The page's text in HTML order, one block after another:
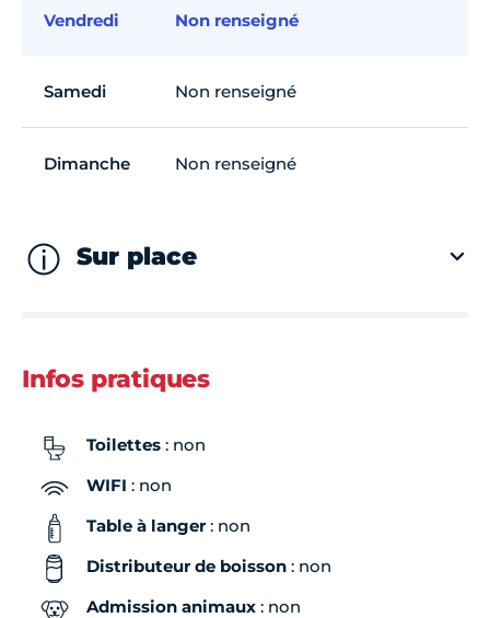
Vendredi Non renseigné
Samedi Non renseigné
Dimanche Non renseigné
Sur place
Infos pratiques
Toilettes : non
WIFI : non
Table à langer: non
Distributeur de boisson : non
Admission animaux : non